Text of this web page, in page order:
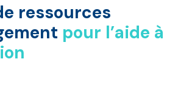
ressources
pour l’aide à